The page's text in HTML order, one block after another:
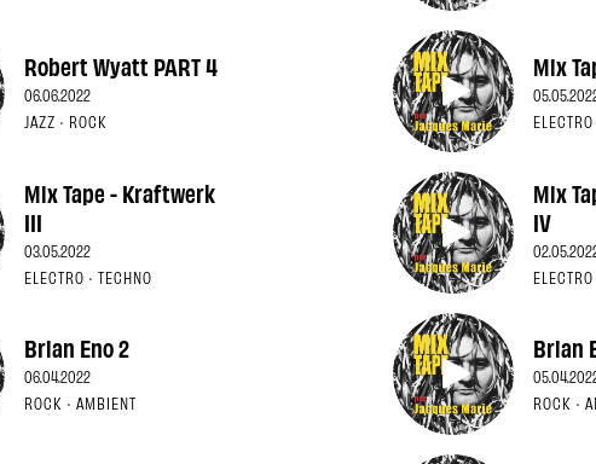
Robert Wyatt PART 4
06.06.2022
JAZZ · ROCK
Mix
Mix Tape - Kraftwerk
III
03.05.2022
ELECTRO · TECHNO
Mix
IV
Brian Eno 2
06.04.2022
ROCK · AMBIENT
Brian
ROCK ·